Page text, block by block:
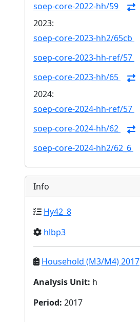
soep-core-2022-hh/59
2023:
soep-core-2023-hh2/65cb
soep-core-2023-hh-ref/57
soep-core-2023-hh/65
2024:
soep-core-2024-hh-ref/57
soep-core-2024-hh/62
soep-core-2024-hh2/62_6
Info
Hy42_8
hlbp3
Household (M3/M4) 2017
Analysis Unit: h
Period: 2017